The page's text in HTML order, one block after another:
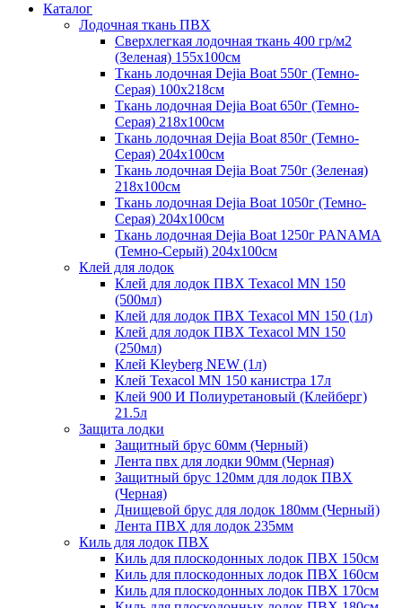
Каталог
Лодочная ткань ПВХ
Сверхлегкая лодочная ткань 400 гр/м2
(Зеленая) 155х100см
Ткань лодочная Dejia Boat 550г (Темно-
Серая) 100х218см
Ткань лодочная Dejia Boat 650г (Темно-
Серая) 218х100см
Ткань лодочная Dejia Boat 850г (Темно-
Серая) 204х100см
Ткань лодочная Dejia Boat 750г (Зеленая)
218х100см
Ткань лодочная Dejia Boat 1050г (Темно-
Серая) 204х100см
Ткань лодочная Dejia Boat 1250г PANAMA
(Темно-Серый) 204х100см
Клей для лодок
Клей для лодок ПВХ Texacol МN 150
(500мл)
Клей для лодок ПВХ Texacol МN 150 (1л)
Клей для лодок ПВХ Texacol МN 150
(250мл)
Клей Kleyberg NEW (1л)
Клей Texacol МN 150 канистра 17л
Клей 900 И Полиуретановый (Клейберг)
21.5л
Защита лодки
Защитный брус 60мм (Черный)
Лента пвх для лодки 90мм (Черная)
Защитный брус 120мм для лодок ПВХ
(Черная)
Днищевой брус для лодок 180мм (Черный)
Лента ПВХ для лодок 235мм
Киль для лодок ПВХ
Киль для плоскодонных лодок ПВХ 150см
Киль для плоскодонных лодок ПВХ 160см
Киль для плоскодонных лодок ПВХ 170см